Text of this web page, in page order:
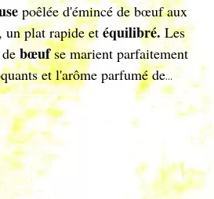
poêlée d'émincé de bœuf aux
un plat rapide et équilibré. Les
bœufse marient parfaitement
et l'arôme parfumé de
repas sain et gourmand, prêt